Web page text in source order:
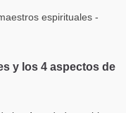
espirituales -
y los 4 aspectos de